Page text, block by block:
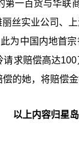
一百货与华联
丝实业公司、
为中国内地首
求赔偿高达
的她，将赔偿金
以上内容归星